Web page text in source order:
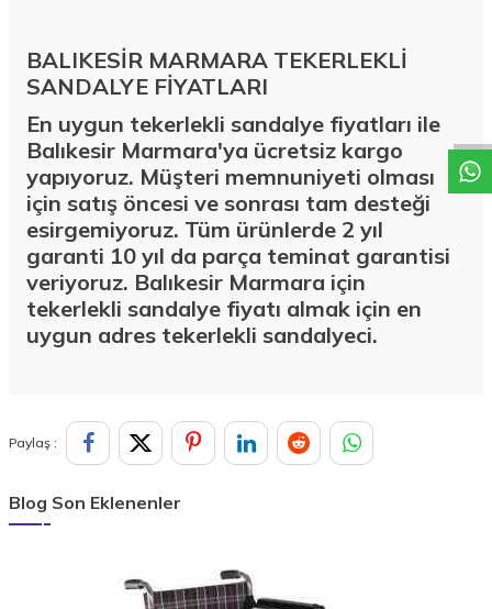
BALIKESİR MARMARA TEKERLEKLİ
SANDALYE FİYATLARI
En uygun tekerlekli sandalye fiyatları ile
Balıkesir Marmara'ya ücretsiz kargo
yapıyoruz. Müşteri memnuniyeti olması
için satış öncesi ve sonrası tam desteği
esirgemiyoruz. Tüm ürünlerde 2 yıl
garanti 10 yıl da parça teminat garantisi
veriyoruz. Balıkesir Marmara için
tekerlekli sandalye fiyatı almak için en
uygun adres tekerlekli sandalyeci.
Paylaş :
Blog Son Eklenenler